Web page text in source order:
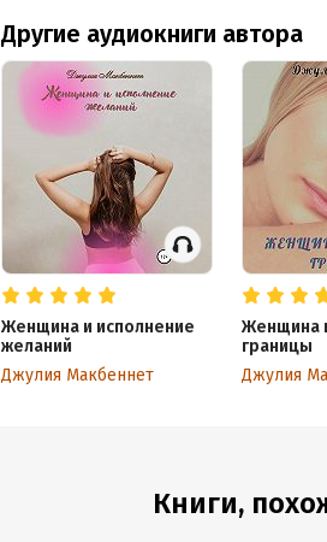
Другие аудиокниги автора
Женщина и исполнение
желаний
Джулия Макбеннет
Женщина
границы
Джулия
Книги,